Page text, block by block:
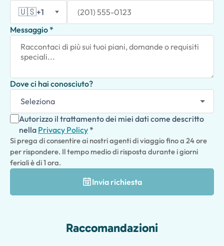
🇺🇸+1
Messaggio *
Dove ci hai conosciuto?
Autorizzo il trattamento dei miei dati come descritto
nella Privacy Policy *
Si prega di consentire ai nostri agenti di viaggio fino a 24 ore
per rispondere. Il tempo medio di risposta durante i giorni
feriali è di 1 ora.
Invia richiesta
Raccomandazioni